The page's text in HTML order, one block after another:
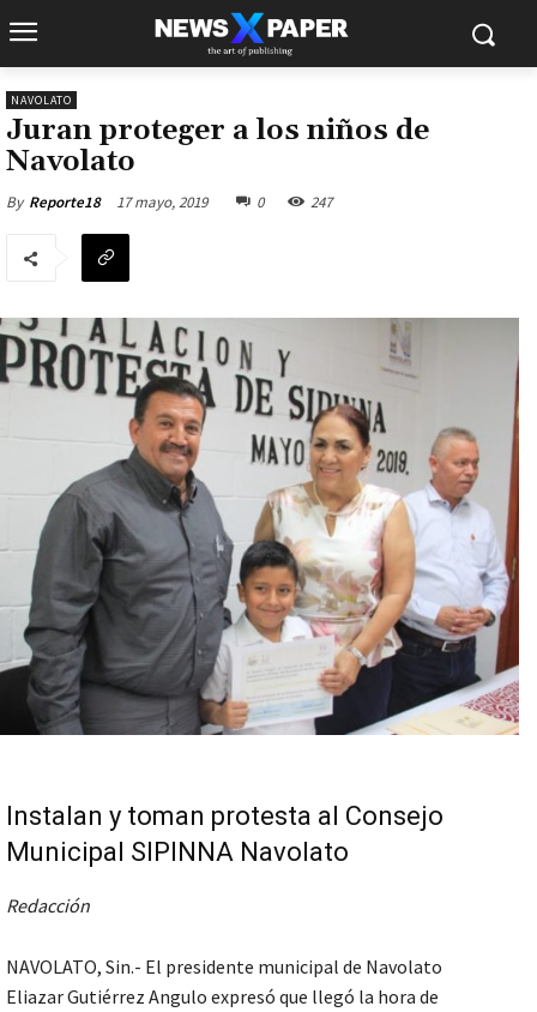
NAVOLATO
Juran proteger a los niños de
Navolato
By Reporte18 17 mayo, 2019 0 247
Instalan y toman protesta al Consejo
Municipal SIPINNA Navolato
Redacción
NAVOLATO, Sin.- El presidente municipal de Navolato
Eliazar Gutiérrez Angulo expresó que llegó la hora de